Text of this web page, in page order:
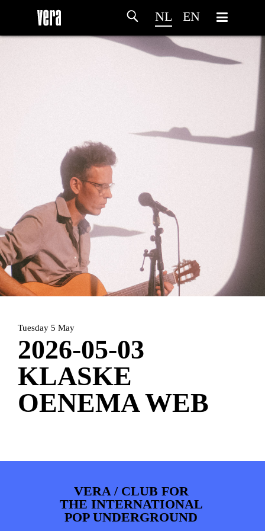
NL EN
HOME PROGRAMMA
ARTDIVISIONFOTO’SNIEUWS
INFOWEBSHOP
Tuesday 5 May
2026-05-03
KLASKE
OENEMA WEB
VERA / CLUB FOR
THE INTERNATIONAL
POP UNDERGROUND